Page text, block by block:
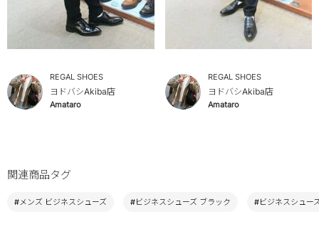
REGAL SHOES
ヨドバシAkiba店
Amataro
REGAL SHOES
ヨドバシAkiba店
Amataro
関連商品タグ
#メンズ ビジネスシューズ #ビジネスシューズ ブラック #ビジネスシュー